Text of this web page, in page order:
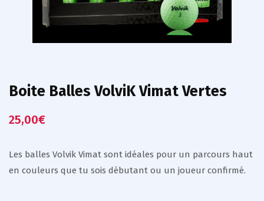
Boite Balles VolviK Vimat Vertes
25,00€
Les balles Volvik Vimat sont idéales pour un parcours haut
en couleurs que tu sois débutant ou un joueur confirmé.